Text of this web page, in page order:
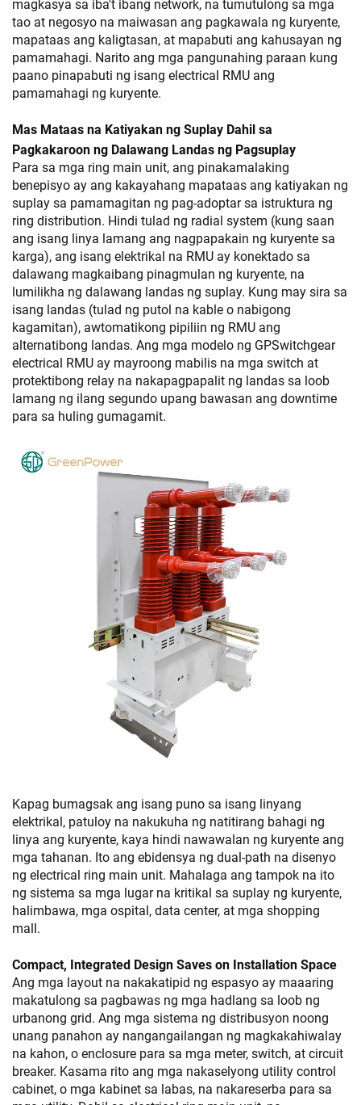
magkasya sa iba't ibang network, na tumutulong sa mga
tao at negosyo na maiwasan ang pagkawala ng kuryente,
mapataas ang kaligtasan, at mapabuti ang kahusayan ng
pamamahagi. Narito ang mga pangunahing paraan kung
paano pinapabuti ng isang electrical RMU ang
pamamahagi ng kuryente.
Mas Mataas na Katiyakan ng Suplay Dahil sa
Pagkakaroon ng Dalawang Landas ng Pagsuplay
Para sa mga ring main unit, ang pinakamalaking
benepisyo ay ang kakayahang mapataas ang katiyakan ng
suplay sa pamamagitan ng pag-adoptar sa istruktura ng
ring distribution. Hindi tulad ng radial system (kung saan
ang isang linya lamang ang nagpapakain ng kuryente sa
karga), ang isang elektrikal na RMU ay konektado sa
dalawang magkaibang pinagmulan ng kuryente, na
lumilikha ng dalawang landas ng suplay. Kung may sira sa
isang landas (tulad ng putol na kable o nabigong
kagamitan), awtomatikong pipiliin ng RMU ang
alternatibong landas. Ang mga modelo ng GPSwitchgear
electrical RMU ay mayroong mabilis na mga switch at
protektibong relay na nakapagpapalit ng landas sa loob
lamang ng ilang segundo upang bawasan ang downtime
para sa huling gumagamit.
Kapag bumagsak ang isang puno sa isang linyang
elektrikal, patuloy na nakukuha ng natitirang bahagi ng
linya ang kuryente, kaya hindi nawawalan ng kuryente ang
mga tahanan. Ito ang ebidensya ng dual-path na disenyo
ng electrical ring main unit. Mahalaga ang tampok na ito
ng sistema sa mga lugar na kritikal sa suplay ng kuryente,
halimbawa, mga ospital, data center, at mga shopping
mall.
Compact, Integrated Design Saves on Installation Space
Ang mga layout na nakakatipid ng espasyo ay maaaring
makatulong sa pagbawas ng mga hadlang sa loob ng
urbanong grid. Ang mga sistema ng distribusyon noong
unang panahon ay nangangailangan ng magkakahiwalay
na kahon, o enclosure para sa mga meter, switch, at circuit
breaker. Kasama rito ang mga nakaselyong utility control
cabinet, o mga kabinet sa labas, na nakareserba para sa